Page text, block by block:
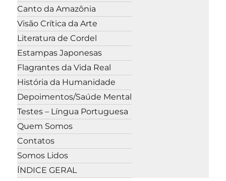
Canto da Amazônia
Visão Crítica da Arte
Literatura de Cordel
Estampas Japonesas
Flagrantes da Vida Real
História da Humanidade
Depoimentos/Saúde Mental
Testes – Língua Portuguesa
Quem Somos
Contatos
Somos Lidos
ÍNDICE GERAL